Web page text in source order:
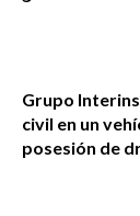
Grupo
civil en un
posesión de